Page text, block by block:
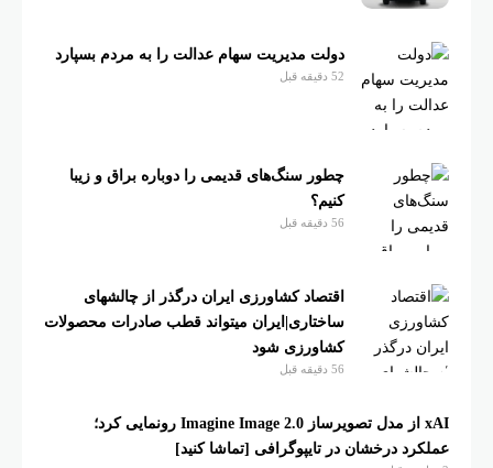
دولت مدیریت سهام عدالت را به مردم بسپارد
52 دقیقه قبل
چطور سنگ‌های قدیمی را دوباره براق و زیبا
کنیم؟
اقتصاد کشاورزی ایران درگذر از چالشهای
ساختاری|ایران میتواند قطب صادرات محصولات
کشاورزی شود
56 دقیقه قبل
xAI از مدل تصویرساز Imagine Image 2.0 رونمایی کرد؛
در تایپوگرافی [تماشا کنید]